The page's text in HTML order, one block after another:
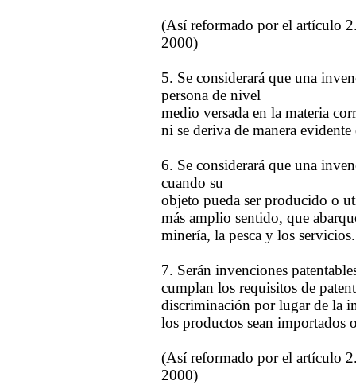
(Así reformado por el artículo
2000)
5. Se considerará que una
persona de nivel
medio versada en la materia
ni se deriva de manera
6. Se considerará que una
cuando su
objeto pueda ser producido o
más amplio sentido, que
minería, la pesca y los servicios.
7. Serán invenciones
cumplan los requisitos de
discriminación por lugar de la
los productos sean importados
(Así reformado por el artículo
2000)